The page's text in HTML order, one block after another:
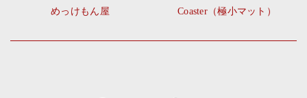
めっけもん屋 Coaster（極小マット）